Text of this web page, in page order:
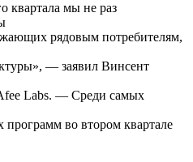
квартала мы не раз
рядовым потребителям,
— заявил Винсент
Labs. — Среди самых
во втором квартале